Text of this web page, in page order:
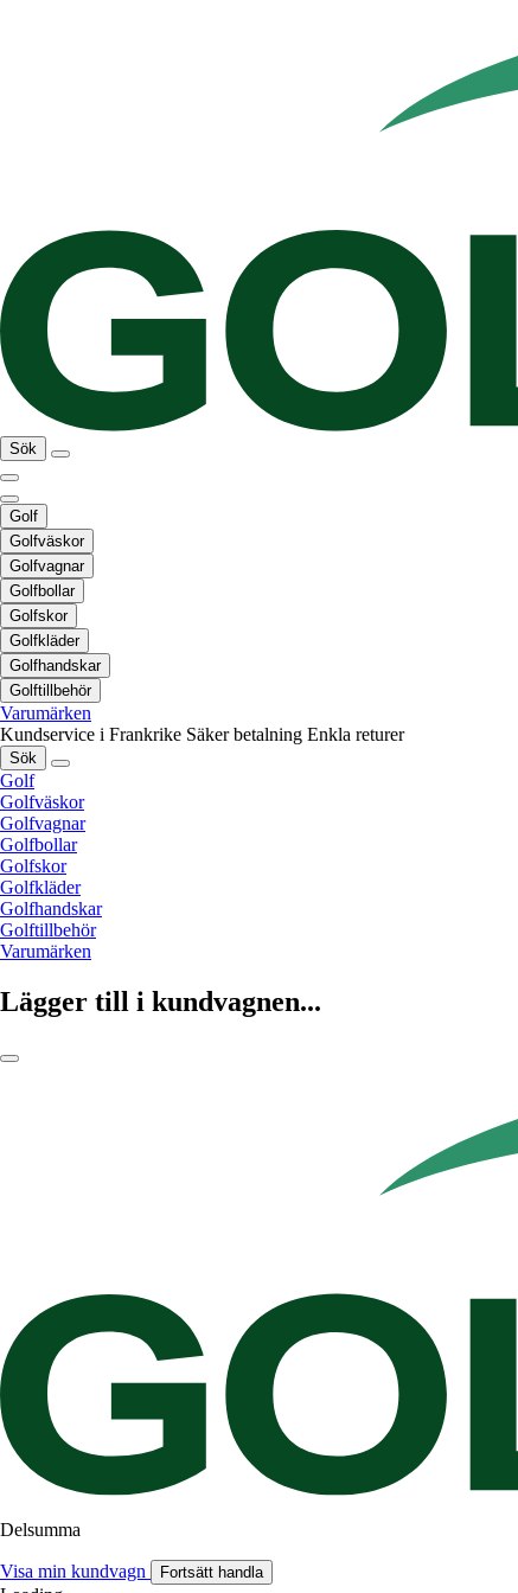
Sök
Golf
Golfväskor
Golfvagnar
Golfbollar
Golfskor
Golfkläder
Golfhandskar
Golftillbehör
Varumärken
Kundservice i Frankrike Säker betalning Enkla returer
Sök
Golf
Golfväskor
Golfvagnar
Golfbollar
Golfskor
Golfkläder
Golfhandskar
Golftillbehör
Varumärken
Lägger till i kundvagnen...
Delsumma
Visa min kundvagn Fortsätt handla